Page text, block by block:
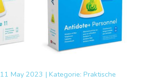
11 May 2023 | Kategorie: Praktische